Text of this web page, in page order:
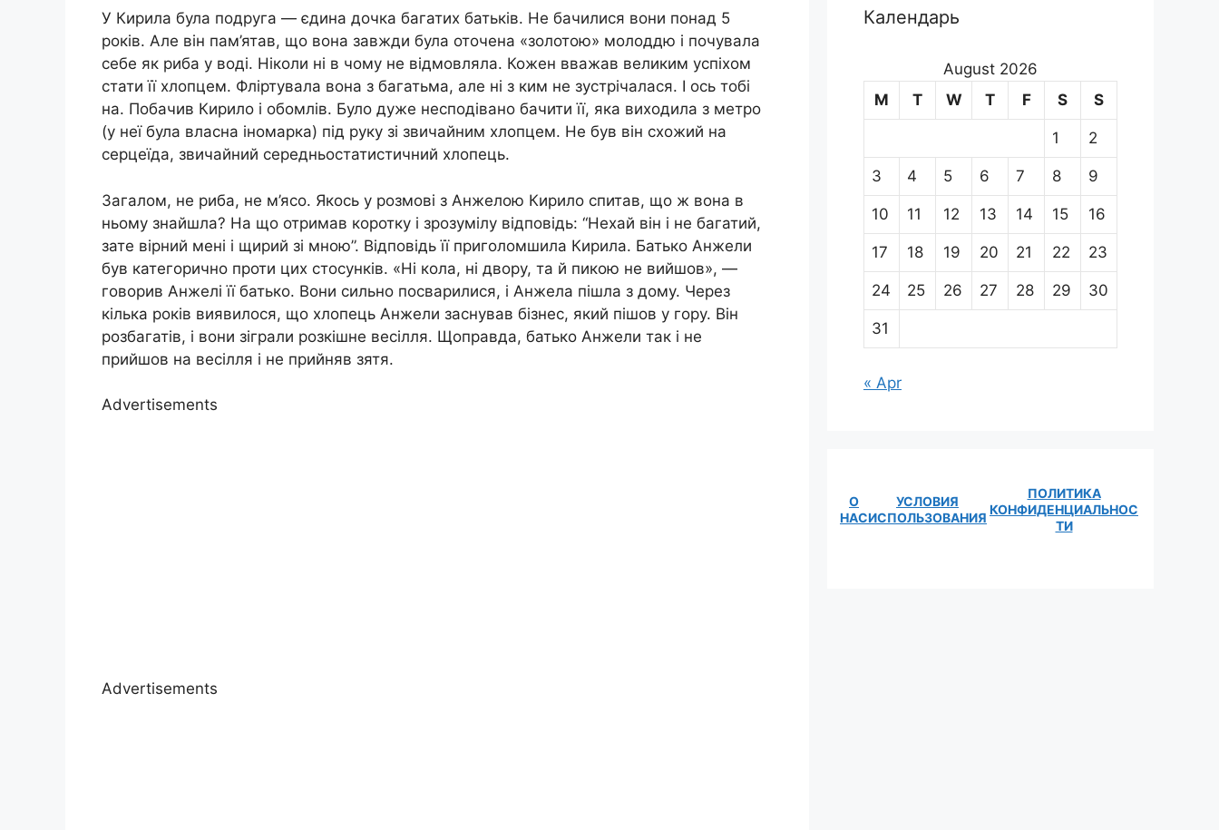
У Кирила була подруга — єдина дочка багатих батьків. Не бачилися вони понад 5
років. Але він пам’ятав, що вона завжди була оточена «золотою» молоддю і почувала
себе як риба у воді. Ніколи ні в чому не відмовляла. Кожен вважав великим успіхом
стати її хлопцем. Фліртувала вона з багатьма, але ні з ким не зустрічалася. І ось тобі
на. Побачив Кирило і обомлів. Було дуже несподівано бачити її, яка виходила з метро
(у неї була власна іномарка) під руку зі звичайним хлопцем. Не був він схожий на
серцеїда, звичайний середньостатистичний хлопець.
Загалом, не риба, не м’ясо. Якось у розмові з Анжелою Кирило спитав, що ж вона в
ньому знайшла? На що отримав коротку і зрозумілу відповідь: “Нехай він і не багатий,
зате вірний мені і щирий зі мною”. Відповідь її приголомшила Кирила. Батько Анжели
був категорично проти цих стосунків. «Ні кола, ні двору, та й пикою не вийшов», —
говорив Анжелі її батько. Вони сильно посварилися, і Анжела пішла з дому. Через
кілька років виявилося, що хлопець Анжели заснував бізнес, який пішов у гору. Він
розбагатів, і вони зіграли розкішне весілля. Щоправда, батько Анжели так і не
прийшов на весілля і не прийняв зятя.
Advertisements
Advertisements
Календарь
August 2026
M
T W T F S S
1 2
3 4 5 6 7 8 9
10 11 12 13 14 15 16
17 18 19 20 21 22 23
24 25 26 27 28 29 30
31
« Apr
О
НАС
УСЛОВИЯ
ИСПОЛЬЗОВАНИЯ
ПОЛИТИКА
КОНФИДЕНЦИАЛЬНОС
ТИ